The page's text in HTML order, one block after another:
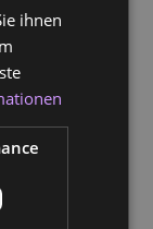
ihnen